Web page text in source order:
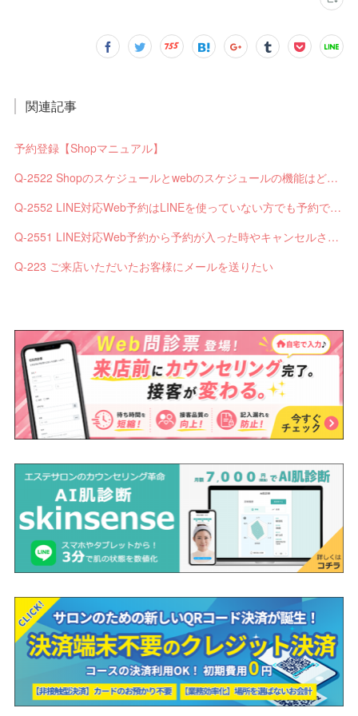
関連記事
予約登録【Shopマニュアル】
Q-2522 Shopのスケジュールとwebのスケジュールの機能はどう違いますか？
Q-2552 LINE対応Web予約はLINEを使っていない方でも予約できますか？
Q-2551 LINE対応Web予約から予約が入った時やキャンセルされた時、サロンやお客様へは通知されますか？
Q-223 ご来店いただいたお客様にメールを送りたい